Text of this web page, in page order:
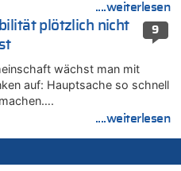
Schins zu
[Zwischenruf]
so niedrig wie noch nie
zu
so niedrig wie noch nie
ist jetzt amtlich
....weiterlesen
9
plötzlich nicht
wächst man mit
auf: Hauptsache so schnell
....weiterlesen